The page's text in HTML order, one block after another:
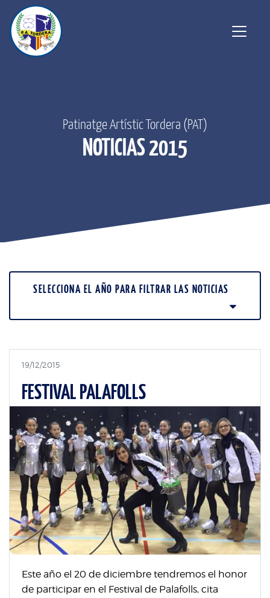
Patinatge Artístic Tordera (PAT)
NOTICIAS 2015
SELECCIONA EL AÑO PARA FILTRAR LAS NOTICIAS
19/12/2015
FESTIVAL PALAFOLLS
Este año el 20 de diciembre tendremos el honor
de participar en el Festival de Palafolls, cita